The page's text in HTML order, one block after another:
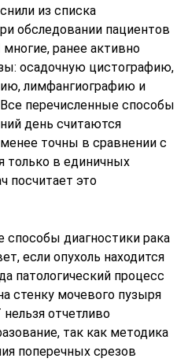
из списка
обследовании пациентов
ранее активно
осадочную цистографию,
лимфангиографию и
перечисленные способы
день считаются
точны в сравнении с
в единичных
посчитает это
диагностики рака
если опухоль находится
патологический процесс
стенку мочевого пузыря
отчетливо
так как методика
поперечных срезов